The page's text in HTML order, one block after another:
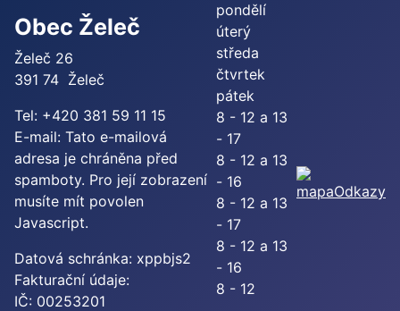
Obec Želeč
Želeč 26
391 74 Želeč
Tel: +420 381 59 11 15
E-mail: Tato e-mailová
adresa je chráněna před
spamboty. Pro její zobrazení
musíte mít povolen
Javascript.
Datová schránka: xppbjs2
Fakturační údaje:
IČ: 00253201
pondělí
úterý
středa
čtvrtek
pátek
8 - 12 a 13
- 17
8 - 12 a 13
- 16
8 - 12 a 13
- 17
8 - 12 a 13
- 16
8 - 12
Odkazy